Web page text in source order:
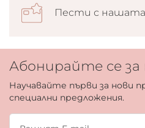
Пести с нашата
Абонирайте се
Научавайте първи за нови
специални предложения.